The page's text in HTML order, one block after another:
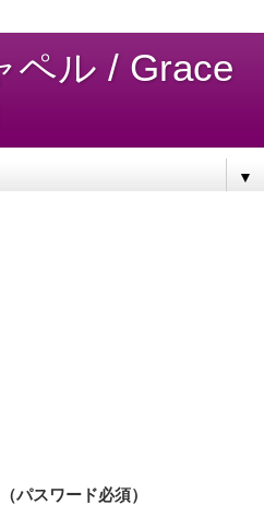
ペル / Grace
▼
（パスワード必須）